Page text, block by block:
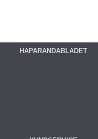
HAPARANDABLADET